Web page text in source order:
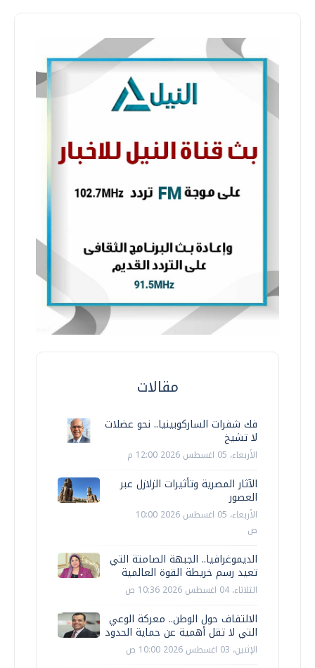
مقالات
فك شفرات الساركوبينيا.. نحو عضلات
لا تشيخ
الأربعاء، 05 اغسطس 2026 12:00 م
الآثار المصرية وتأثيرات الزلازل عبر
العصور
الأربعاء، 05 اغسطس 2026 10:00
ص
الديموغرافيا.. الجبهة الصامتة التي
تعيد رسم خريطة القوة العالمية
الثلاثاء، 04 اغسطس 2026 10:36 ص
الالتفاف حول الوطن.. معركة الوعي
التي لا تقل أهمية عن حماية الحدود
الإثنين، 03 اغسطس 2026 10:00 ص